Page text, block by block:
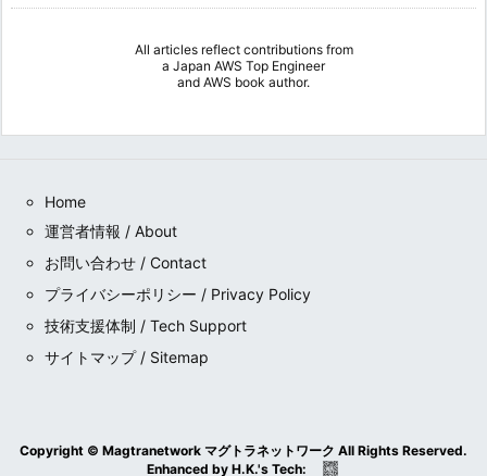
All articles reflect contributions from
a Japan AWS Top Engineer
and AWS book author.
Home
運営者情報 / About
お問い合わせ / Contact
プライバシーポリシー / Privacy Policy
技術支援体制 / Tech Support
サイトマップ / Sitemap
Copyright © Magtranetwork マグトラネットワーク All Rights Reserved.
Enhanced by H.K.'s Tech: